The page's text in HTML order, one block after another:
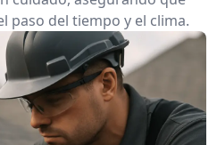
paso del tiempo y el clima.